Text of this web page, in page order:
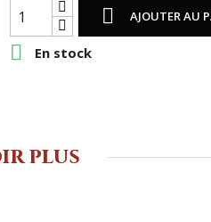
 AJOUTER AU
 En stock
plus